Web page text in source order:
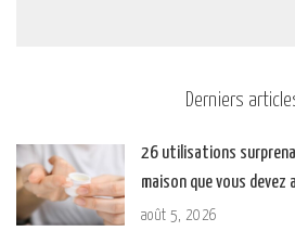
Derniers
26 utilisations
maison que vous
août 5, 2026